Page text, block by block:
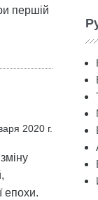
першій
2020 г.
епохи.